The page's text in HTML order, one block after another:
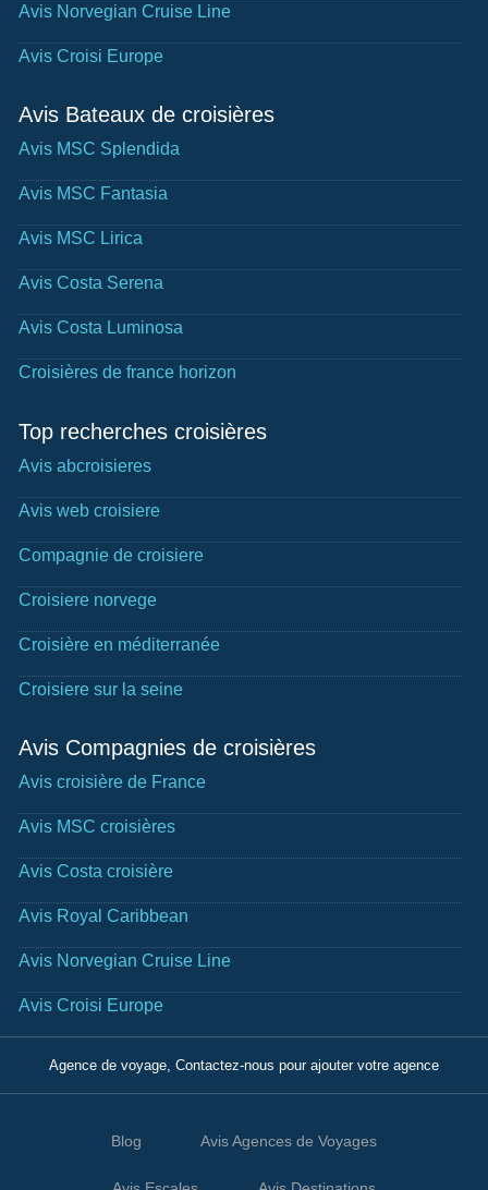
Avis Norvegian Cruise Line
Avis Croisi Europe
Avis Bateaux de croisières
Avis MSC Splendida
Avis MSC Fantasia
Avis MSC Lirica
Avis Costa Serena
Avis Costa Luminosa
Croisières de france horizon
Top recherches croisières
Avis abcroisieres
Avis web croisiere
Compagnie de croisiere
Croisiere norvege
Croisière en méditerranée
Croisiere sur la seine
Avis Compagnies de croisières
Avis croisière de France
Avis MSC croisières
Avis Costa croisière
Avis Royal Caribbean
Avis Norvegian Cruise Line
Avis Croisi Europe
Agence de voyage, Contactez-nous pour ajouter votre agence
Blog Avis Agences de Voyages